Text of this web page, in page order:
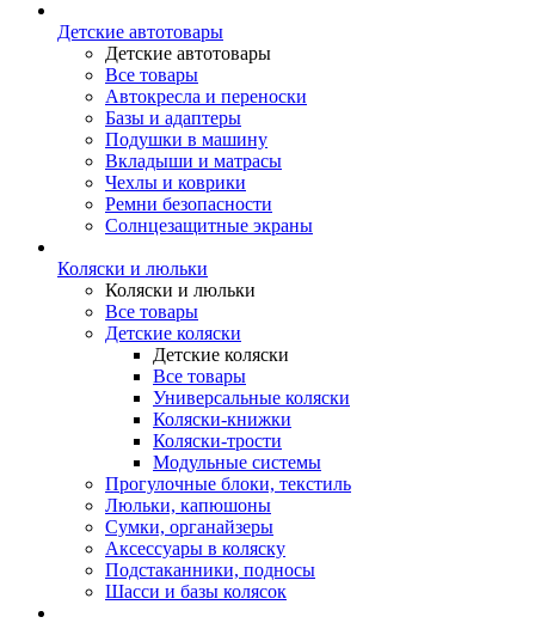
Детские автотовары
Детские автотовары
Все товары
Автокресла и переноски
Базы и адаптеры
Подушки в машину
Вкладыши и матрасы
Чехлы и коврики
Ремни безопасности
Солнцезащитные экраны
Коляски и люльки
Коляски и люльки
Все товары
Детские коляски
Детские коляски
Все товары
Универсальные коляски
Коляски-книжки
Коляски-трости
Модульные системы
Прогулочные блоки, текстиль
Люльки, капюшоны
Сумки, органайзеры
Аксессуары в коляску
Подстаканники, подносы
Шасси и базы колясок